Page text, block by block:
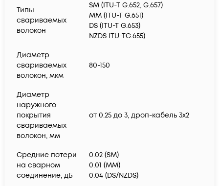
Типы
свариваемых
волокон
SM (ITU-T G.652, G.657)
MM (ITU-T G.651)
DS (ITU-T G.653)
NZDS ITU-TG.655)
Диаметр
свариваемых
волокон, мкм
80-150
Диаметр
наружного
покрытия
свариваемых
волокон, мм
от 0.25 до 3, дроп-кабель 3х2
Средние потери
на сварном
соединение, дБ
0.02 (SM)
0.01 (MM)
0.04 (DS/NZDS)